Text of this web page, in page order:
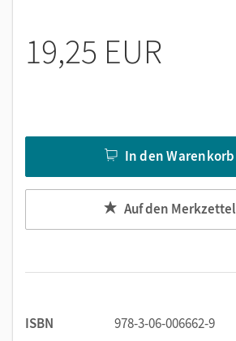
19,25 EUR
In den Warenkorb
Auf den Merkzettel
ISBN
978-3-06-006662-9